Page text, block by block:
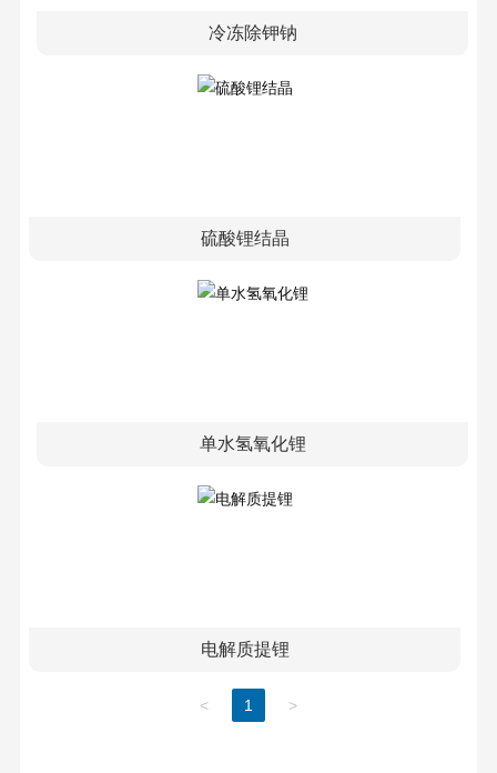
冷冻除钾钠
硫酸锂结晶
单水氢氧化锂
电解质提锂
< 1 >